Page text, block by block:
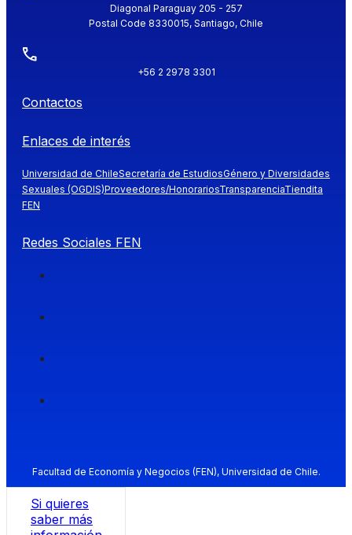
Diagonal Paraguay 205 - 257
Postal Code 8330015, Santiago, Chile
+56 2 2978 3301
Contactos
Enlaces de interés
Universidad de ChileSecretaría de EstudiosGénero y Diversidades
Sexuales (OGDIS)Proveedores/HonorariosTransparenciaTiendita
FEN
Redes Sociales FEN
Facultad de Economía y Negocios (FEN), Universidad de Chile.
Si quieres
saber más